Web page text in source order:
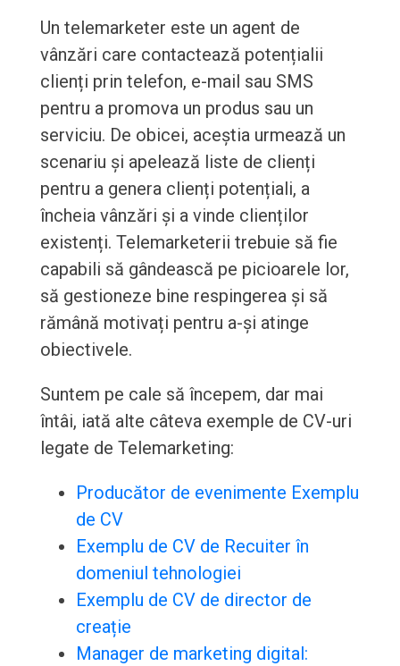
Un telemarketer este un agent de
vânzări care contactează potențialii
clienți prin telefon, e-mail sau SMS
pentru a promova un produs sau un
serviciu. De obicei, aceștia urmează un
scenariu și apelează liste de clienți
pentru a genera clienți potențiali, a
încheia vânzări și a vinde clienților
existenți. Telemarketerii trebuie să fie
capabili să gândească pe picioarele lor,
să gestioneze bine respingerea și să
rămână motivați pentru a-și atinge
obiectivele.
Suntem pe cale să începem, dar mai
întâi, iată alte câteva exemple de CV-uri
legate de Telemarketing:
Producător de evenimente Exemplu
de CV
Exemplu de CV de Recuiter în
domeniul tehnologiei
Exemplu de CV de director de
creație
Manager de marketing digital: